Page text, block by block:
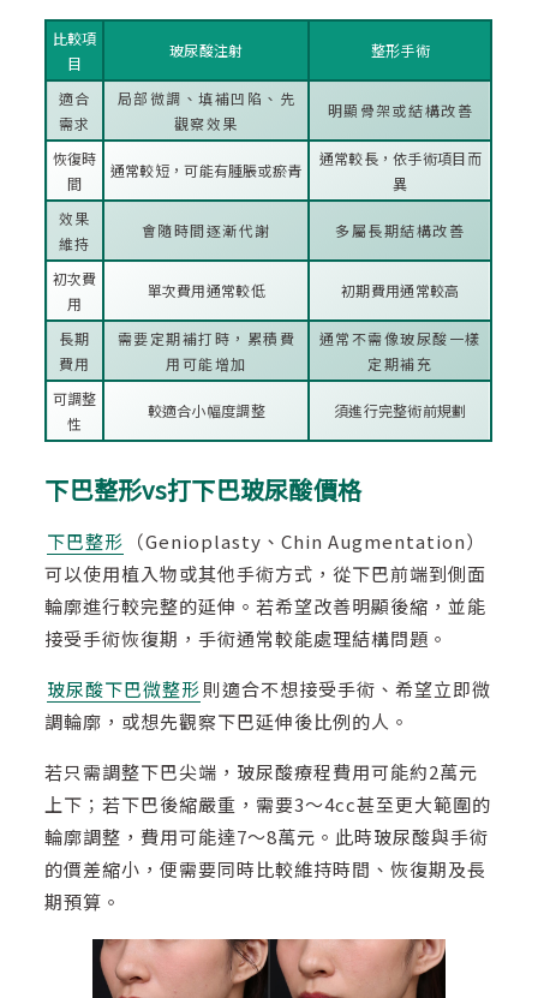
比較項
目
玻尿酸注射 整形手術
適合
需求
局部微調、填補凹陷、先
觀察效果
明顯骨架或結構改善
恢復時
間
通常較短，可能有腫脹或瘀青
通常較長，依手術項目而
異
效果
維持
會隨時間逐漸代謝 多屬長期結構改善
初次費
用
單次費用通常較低 初期費用通常較高
長期
費用
需要定期補打時，累積費
用可能增加
通常不需像玻尿酸一樣
定期補充
可調整
性
較適合小幅度調整 須進行完整術前規劃
下巴整形vs打下巴玻尿酸價格
下巴整形
（Genioplasty、Chin Augmentation）
可以使用植入物或其他手術方式，從下巴前端到側面
輪廓進行較完整的延伸。若希望改善明顯後縮，並能
接受手術恢復期，手術通常較能處理結構問題。
玻尿酸下巴微整形則適合不想接受手術、希望立即微
調輪廓，或想先觀察下巴延伸後比例的人。
若只需調整下巴尖端，玻尿酸療程費用可能約2萬元
上下；若下巴後縮嚴重，需要3～4cc甚至更大範圍的
輪廓調整，費用可能達7～8萬元。此時玻尿酸與手術
的價差縮小，便需要同時比較維持時間、恢復期及長
期預算。